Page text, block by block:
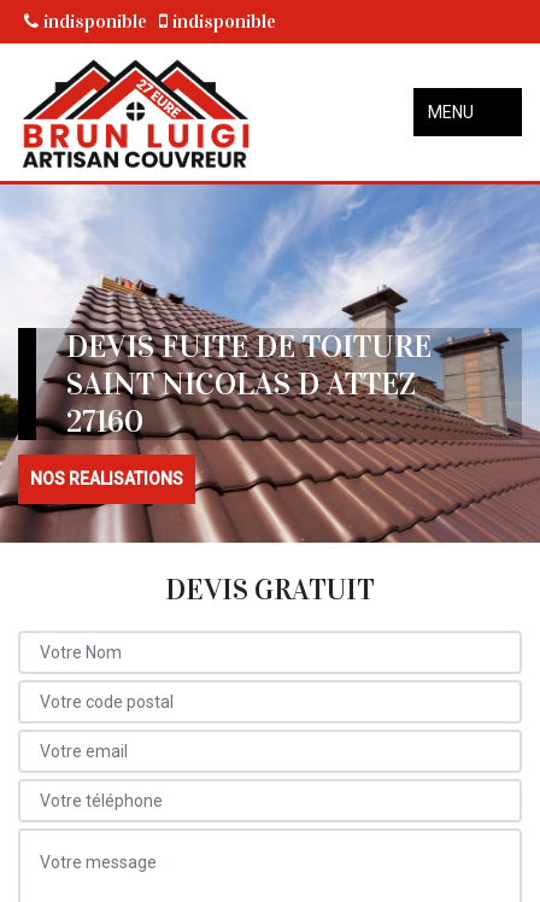
indisponible indisponible
MENU
DEVIS FUITE DE TOITURE
SAINT NICOLAS D ATTEZ
27160
NOS REALISATIONS
DEVIS GRATUIT